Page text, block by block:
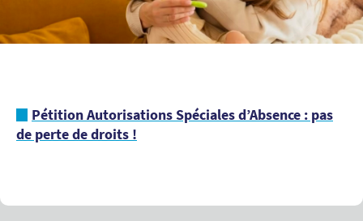
Pétition Autorisations Spéciales d’Absence : pas
de perte de droits !